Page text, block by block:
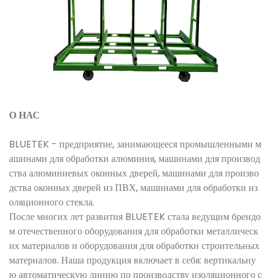
О НАС
BLUETEK - предприятие, занимающееся промышленными м
ашинами для обработки алюминия, машинами для производ
ства алюминиевых оконных дверей, машинами для произво
дства оконных дверей из ПВХ, машинами для обработки из
оляционного стекла.
После многих лет развития BLUETEK стала ведущим брендо
м отечественного оборудования для обработки металлическ
их материалов и оборудования для обработки строительных
материалов. Наша продукция включает в себя: вертикальну
ю автоматическую линию по производству изоляционного с